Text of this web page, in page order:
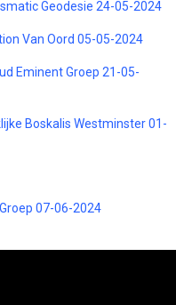
Geodesie 24-05-2024
Van Oord 05-05-2024
Eminent Groep 21-05-
Boskalis Westminster 01-
07-06-2024